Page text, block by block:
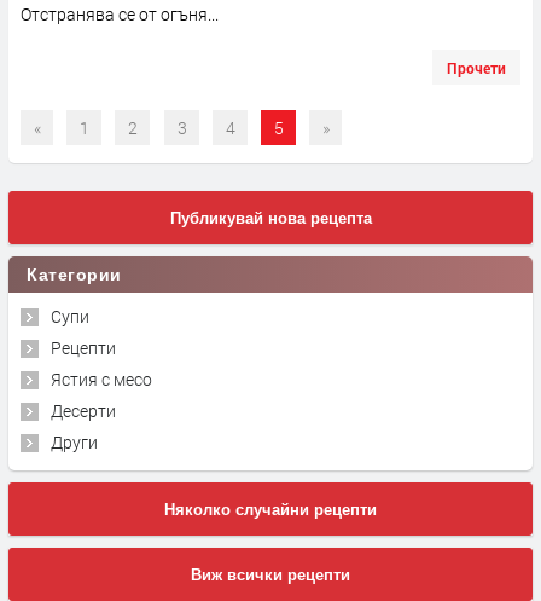
Отстранява се от огъня...
Прочети
« 1 2 3 4 5 »
Публикувай нова рецепта
Категории
Супи
Рецепти
Ястия с месо
Десерти
Други
Няколко случайни рецепти
Виж всички рецепти